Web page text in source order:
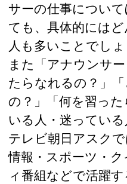
サーの仕事につい
ても、具体的には
人も多いことでしょ
また「アナウンサ
たらなれるの？」
の？」「何を習っ
いる人・迷っている
テレビ朝日アスク
情報・スポーツ・
ィ番組などで活躍